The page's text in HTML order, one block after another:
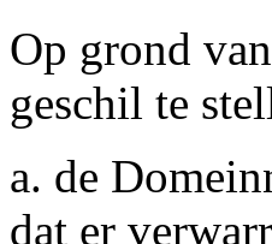
Op grond
geschil te
a. de
dat er